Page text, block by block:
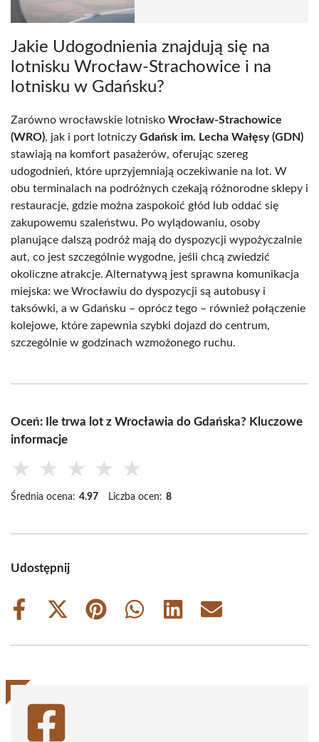
Jakie Udogodnienia znajdują się na
lotnisku Wrocław-Strachowice i na
lotnisku w Gdańsku?
Zarówno wrocławskie lotnisko Wrocław-Strachowice
(WRO), jak i port lotniczy Gdańsk im. Lecha Wałęsy (GDN)
stawiają na komfort pasażerów, oferując szereg
udogodnień, które uprzyjemniają oczekiwanie na lot. W
obu terminalach na podróżnych czekają różnorodne sklepy i
restauracje, gdzie można zaspokoić głód lub oddać się
zakupowemu szaleństwu. Po wylądowaniu, osoby
planujące dalszą podróż mają do dyspozycji wypożyczalnie
aut, co jest szczególnie wygodne, jeśli chcą zwiedzić
okoliczne atrakcje. Alternatywą jest sprawna komunikacja
miejska: we Wrocławiu do dyspozycji są autobusy i
taksówki, a w Gdańsku – oprócz tego – również połączenie
kolejowe, które zapewnia szybki dojazd do centrum,
szczególnie w godzinach wzmożonego ruchu.
Oceń: Ile trwa lot z Wrocławia do Gdańska? Kluczowe
informacje
★ ★ ★ ★ ★
Średnia ocena: 4.97 Liczba ocen: 8
Udostępnij
Share
Share
(Twitter)
Share
Share
Share
Share